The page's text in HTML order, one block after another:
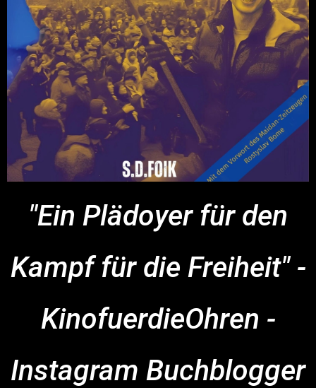
"Ein Plädoyer für den
Kampf für die Freiheit" -
KinofuerdieOhren -
Instagram Buchblogger